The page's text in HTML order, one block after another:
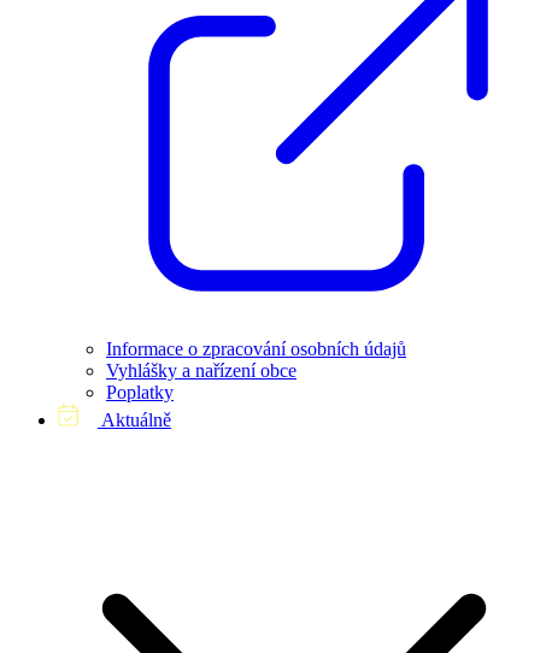
Informace o zpracování osobních údajů
Vyhlášky a nařízení obce
Poplatky
Aktuálně